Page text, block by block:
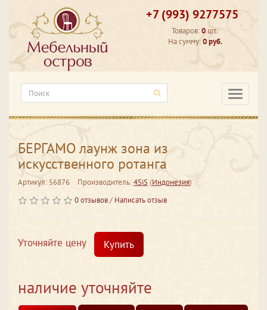
+7 (993) 9277575
Товаров:0 шт.
На сумму:0 руб.
БЕРГАМО лаунж зона из
искусственного ротанга
Артикул: 56876 Производитель:4SiS(Индонезия)
0 отзывов/ Написать отзыв
Уточняйте цену Купить
наличие уточняйте